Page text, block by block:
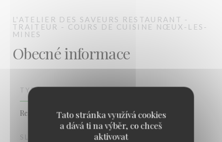
Tato stránka využívá cookies
a dává ti na výběr, co chceš
aktivovat
L'ATELIER DES SAVEURS
RESTAURANT -
TRAITEUR - COURS DE CUISINE
NŒUX-LES-
MINES
Obecné informace
TYP PODNIKU
Restaurant - Traiteur - Cours de cuisine
SLUŽBY